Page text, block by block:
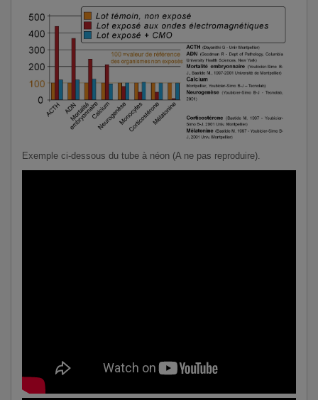
Exemple ci-dessous du tube à néon (A ne pas reproduire).